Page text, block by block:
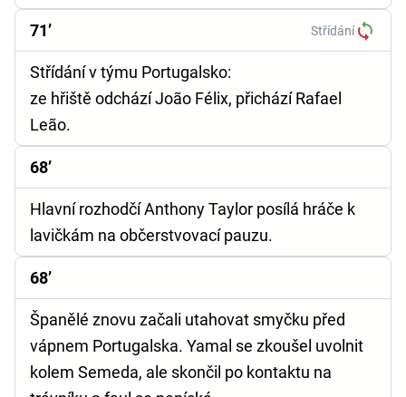
71’ Střídání
Střídání v týmu Portugalsko:
ze hřiště odchází João Félix, přichází Rafael
Leão.
68’
Hlavní rozhodčí Anthony Taylor posílá hráče k
lavičkám na občerstvovací pauzu.
68’
Španělé znovu začali utahovat smyčku před
vápnem Portugalska. Yamal se zkoušel uvolnit
kolem Semeda, ale skončil po kontaktu na